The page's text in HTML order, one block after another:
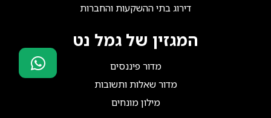
דירוג בתי ההשקעות והחברות
המגזין של גמל נט
מדור פיננסים
מדור שאלות ותשובות
מילון מונחים